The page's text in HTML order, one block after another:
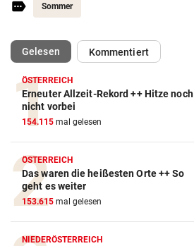
Sommer
Gelesen(ausgewählt)Kommentiert
ÖSTERREICH
Erneuter Allzeit-Rekord ++ Hitze noch
nicht vorbei
154.115 mal gelesen
ÖSTERREICH
Das waren die heißesten Orte ++ So
geht es weiter
153.615 mal gelesen
NIEDERÖSTERREICH